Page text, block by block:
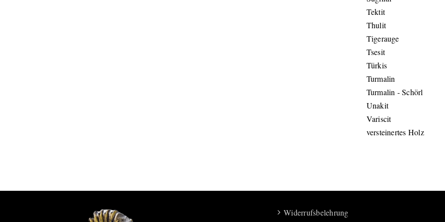
Tektit
Thulit
Tigerauge
Tsesit
Türkis
Turmalin
Turmalin - Schörl
Unakit
Variscit
versteinertes Holz
Widerrufsbelehrung